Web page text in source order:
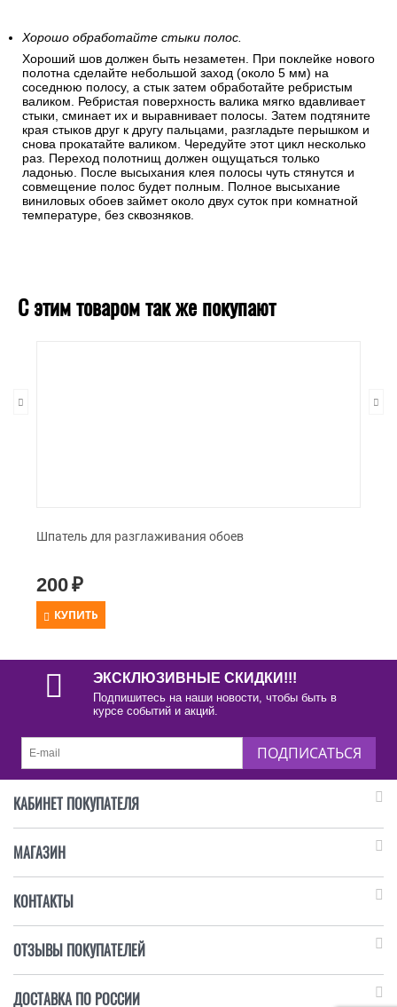
Хорошо обработайте стыки полос.
Хороший шов должен быть незаметен. При поклейке нового
полотна сделайте небольшой заход (около 5 мм) на
соседнюю полосу, а стык затем обработайте ребристым
валиком. Ребристая поверхность валика мягко вдавливает
стыки, сминает их и выравнивает полосы. Затем подтяните
края стыков друг к другу пальцами, разгладьте перышком и
снова прокатайте валиком. Чередуйте этот цикл несколько
раз. Переход полотнищ должен ощущаться только
ладонью. После высыхания клея полосы чуть стянутся и
совмещение полос будет полным. Полное высыхание
виниловых обоев займет около двух суток при комнатной
температуре, без сквозняков.
С этим товаром так же покупают
Шпатель для разглаживания обоев
200₽
КУПИТЬ
ЭКСКЛЮЗИВНЫЕ СКИДКИ!!!
Подпишитесь на наши новости, чтобы быть в
курсе событий и акций.
ПОДПИСАТЬСЯ
КАБИНЕТ ПОКУПАТЕЛЯ
МАГАЗИН
КОНТАКТЫ
ОТЗЫВЫ ПОКУПАТЕЛЕЙ
ДОСТАВКА ПО РОССИИ